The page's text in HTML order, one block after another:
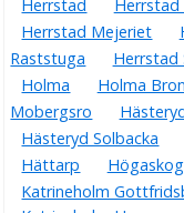
Herrstad
Herrstad
Herrstad Mejeriet
Raststuga
Herrstad
Holma
Holma Bron
Mobergsro
Hästeryd Solbacka
Hättarp
Högaskog
Katrineholm